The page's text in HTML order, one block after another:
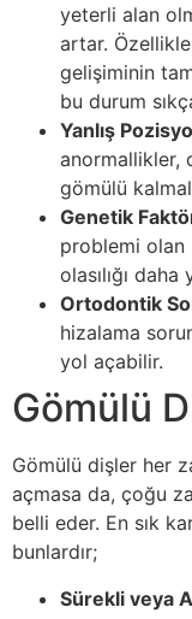
yeterli alan
artar.
gelişiminin
bu durum
Yanlış
anormallikler,
gömülü
Genetik
problemi olan
olasılığı daha
Ortodontik
hizalama
yol açabilir.
Gömülü
Gömülü dişler her
açmasa da, çoğu
belli eder. En sık
bunlardır;
Sürekli veya